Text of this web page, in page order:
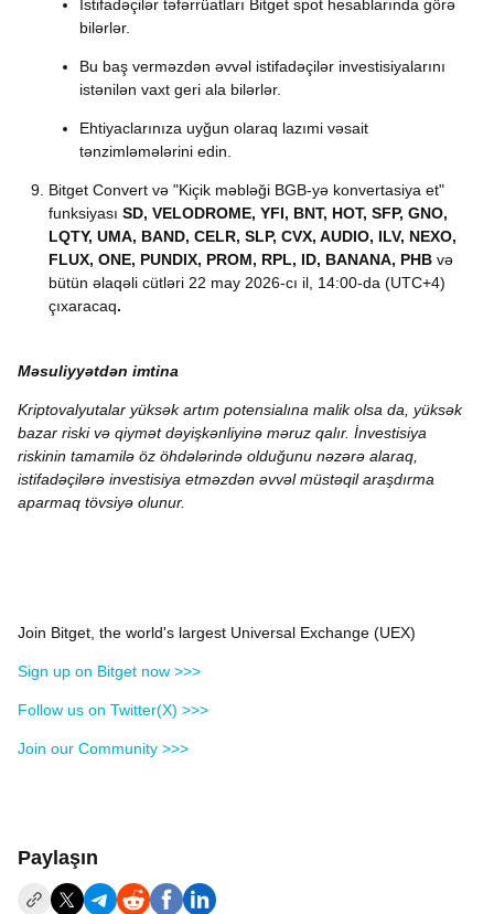
İstifadəçilər təfərrüatları Bitget spot hesablarında görə
bilərlər.
Bu baş verməzdən əvvəl istifadəçilər investisiyalarını
istənilən vaxt geri ala bilərlər.
Ehtiyaclarınıza uyğun olaraq lazımi vəsait
tənzimləmələrini edin.
Bitget Convert və "Kiçik məbləği BGB-yə konvertasiya et"
funksiyası SD, VELODROME, YFI, BNT, HOT, SFP, GNO,
LQTY, UMA, BAND, CELR, SLP, CVX, AUDIO, ILV, NEXO,
FLUX, ONE, PUNDIX, PROM, RPL, ID, BANANA, PHB və
bütün əlaqəli cütləri 22 may 2026-cı il, 14:00-da (UTC+4)
çıxaracaq.
Məsuliyyətdən imtina
Kriptovalyutalar yüksək artım potensialına malik olsa da, yüksək
bazar riski və qiymət dəyişkənliyinə məruz qalır. İnvestisiya
riskinin tamamilə öz öhdələrində olduğunu nəzərə alaraq,
istifadəçilərə investisiya etməzdən əvvəl müstəqil araşdırma
aparmaq tövsiyə olunur.
Join Bitget, the world's largest Universal Exchange (UEX)
Sign up on Bitget now >>>
Follow us on Twitter(X) >>>
Join our Community >>>
Paylaşın